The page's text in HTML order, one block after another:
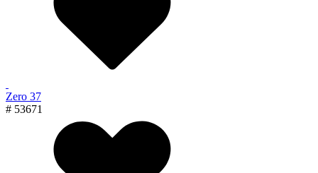
Zero 37
# 53671